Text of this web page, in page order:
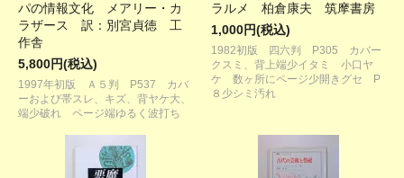
パの情報文化 メアリー・カ
ラザース 訳：別宮貞徳 工
作舎
5,800円(税込)
1997年初版 Ａ５判 P537 カバ
ーおよび帯スレ、キズ、背ヤケ大、
端少破れ ページ端ゆるく波打ち
ラルメ 柏倉康夫 筑摩書房
1,000円(税込)
1982初版 四六判 P305 カバー
クスミ、背上端少イタミ 小口ヤ
ケ 数ヶ所にページ少開きグセ P
８少シミ汚れ